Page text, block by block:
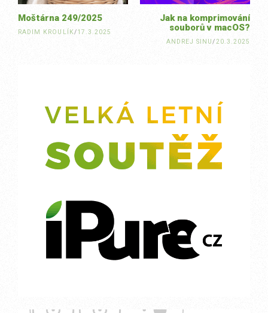
Jak na komprimování
souborů v macOS?
ANDREJ SINU/20.3.2025
Moštárna 249/2025
RADIM KROULÍK/17.3.2025